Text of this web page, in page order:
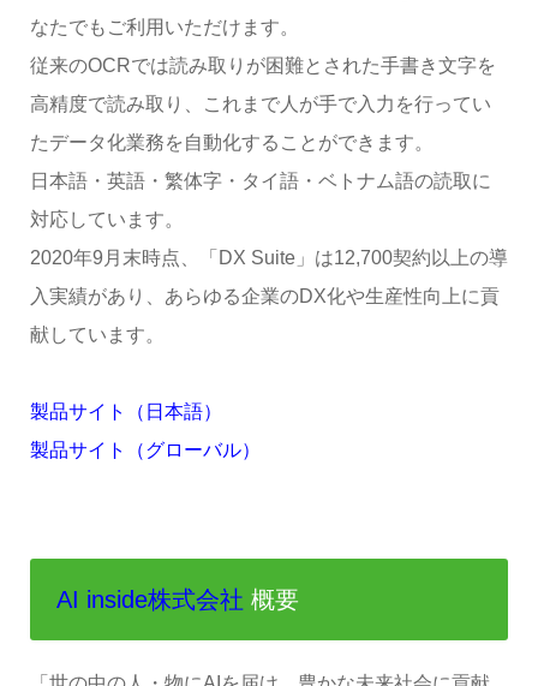
なたでもご利用いただけます。
従来のOCRでは読み取りが困難とされた手書き文字を
高精度で読み取り、これまで人が手で入力を行ってい
たデータ化業務を自動化することができます。
日本語・英語・繁体字・タイ語・ベトナム語の読取に
対応しています。
2020年9月末時点、「DX Suite」は12,700契約以上の導
入実績があり、あらゆる企業のDX化や生産性向上に貢
献しています。
製品サイト（日本語）
製品サイト（グローバル）
AI inside株式会社 概要